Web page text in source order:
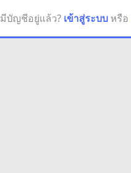
มีบัญชีอยู่แล้ว? เข้าสู่ระบบ หรือ